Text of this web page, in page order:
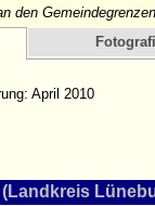
den
April 2010
(Landkreis